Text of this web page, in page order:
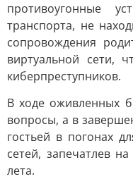
противоугонные
транспорта, не
сопровождения
виртуальной сети,
киберпреступников.
В ходе оживленных
вопросы, а в
гостьей в погонах
сетей, запечатлев
лета.